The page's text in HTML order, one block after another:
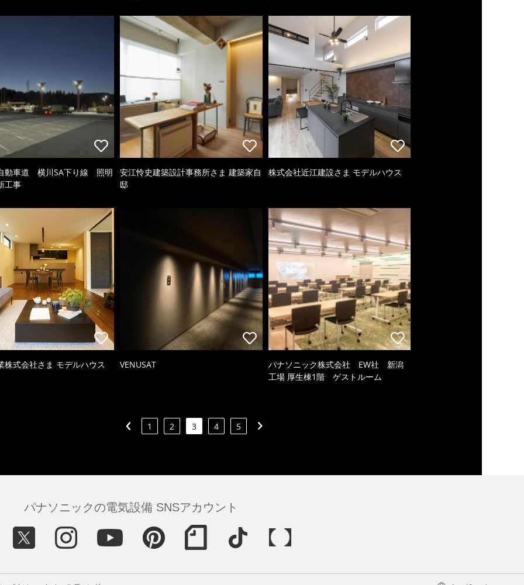
動車道 横川SA下り線 照明
工事
安江怜史建築設計事務所さま 建築家自
邸
株式会社近江建設さま モデルハウス
株式会社さま モデルハウス VENUSAT
パナソニック株式会社 EW社 新潟
工場 厚生棟1階 ゲストルーム
1 2 3 4 5
パナソニックの電気設備 SNSアカウント